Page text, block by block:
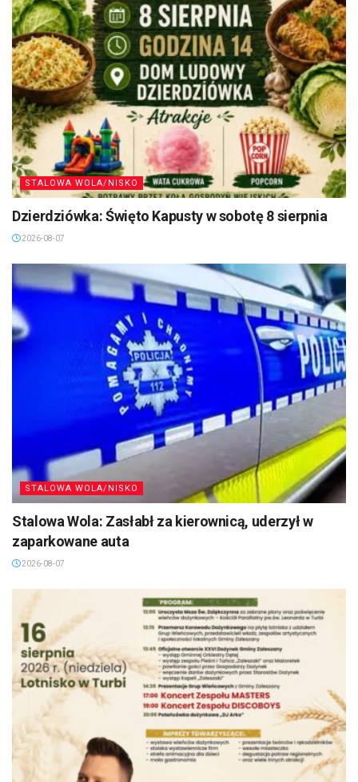
STALOWA WOLA/NISKO
Dzierdziówka: Święto Kapusty w sobotę 8 sierpnia
2026-08-07
STALOWA WOLA/NISKO
Stalowa Wola: Zasłabł za kierownicą, uderzył w
zaparkowane auta
2026-08-07